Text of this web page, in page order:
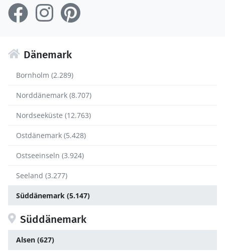
Dänemark
Bornholm (2.289)
Norddänemark (8.707)
Nordseeküste (12.763)
Ostdänemark (5.428)
Ostseeinseln (3.924)
Seeland (3.277)
Süddänemark (5.147)
Süddänemark
Alsen (627)